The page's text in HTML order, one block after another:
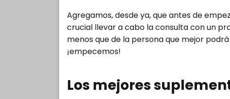
Agregamos, desde ya, que antes de
crucial llevar a cabo la consulta con un
menos que de la persona que mejor
¡empecemos!
Los mejores